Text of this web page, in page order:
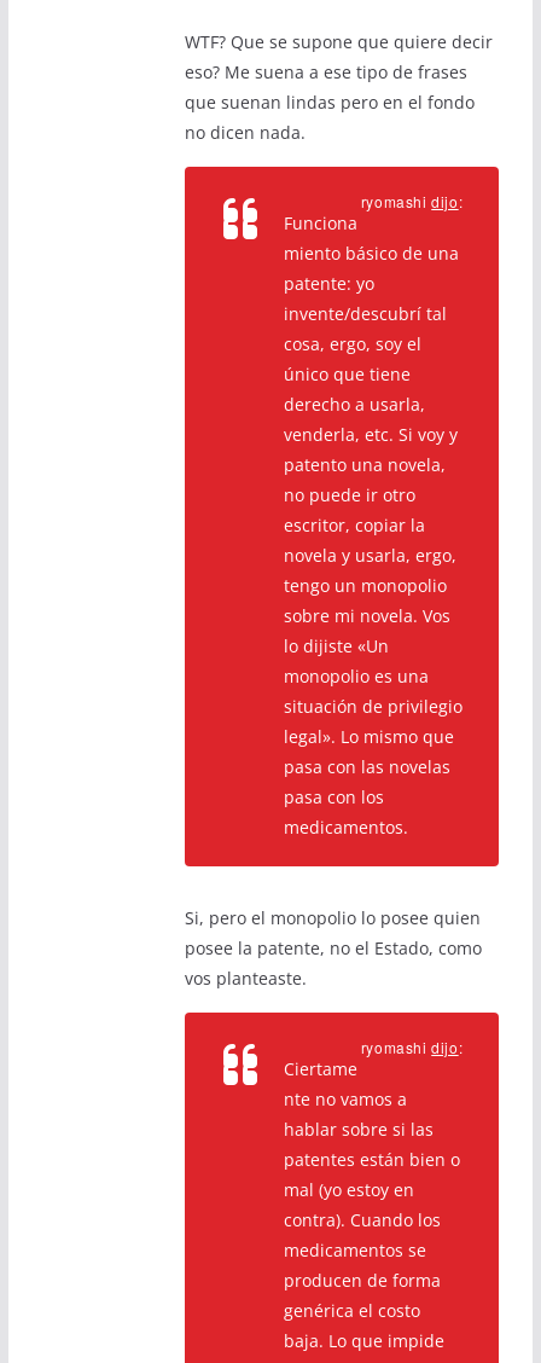
WTF? Que se supone que quiere decir
eso? Me suena a ese tipo de frases
que suenan lindas pero en el fondo
no dicen nada.
ryomashidijo:
Funciona
miento básico de una
patente: yo
invente/descubrí tal
cosa, ergo, soy el
único que tiene
derecho a usarla,
venderla, etc. Si voy y
patento una novela,
no puede ir otro
escritor, copiar la
novela y usarla, ergo,
tengo un monopolio
sobre mi novela. Vos
lo dijiste «Un
monopolio es una
situación de privilegio
legal». Lo mismo que
pasa con las novelas
pasa con los
medicamentos.
Si, pero el monopolio lo posee quien
posee la patente, no el Estado, como
vos planteaste.
ryomashidijo:
Ciertame
nte no vamos a
hablar sobre si las
patentes están bien o
mal (yo estoy en
contra). Cuando los
medicamentos se
producen de forma
genérica el costo
baja. Lo que impide